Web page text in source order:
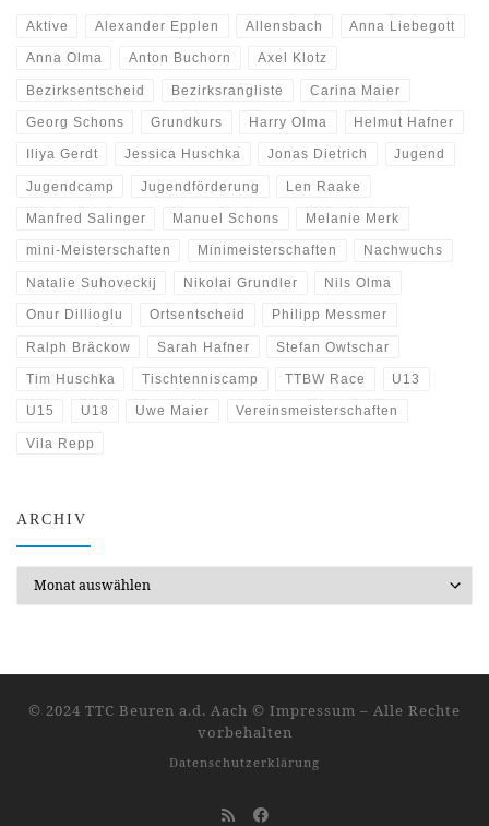
Aktive Alexander Epplen Allensbach Anna Liebegott
Anna Olma Anton Buchorn Axel Klotz
Bezirksentscheid Bezirksrangliste Carina Maier
Georg Schons Grundkurs Harry Olma Helmut Hafner
Iliya Gerdt Jessica Huschka Jonas Dietrich Jugend
Jugendcamp Jugendförderung Len Raake
Manfred Salinger Manuel Schons Melanie Merk
mini-Meisterschaften Minimeisterschaften Nachwuchs
Natalie Suhoveckij Nikolai Grundler Nils Olma
Onur Dillioglu Ortsentscheid Philipp Messmer
Ralph Bräckow Sarah Hafner Stefan Owtschar
Tim Huschka Tischtenniscamp TTBW Race U13
U15 U18 Uwe Maier Vereinsmeisterschaften
Vila Repp
ARCHIV
© 2024 TTC Beuren a.d. Aach © Impressum – Alle Rechte
vorbehalten
Datenschutzerklärung